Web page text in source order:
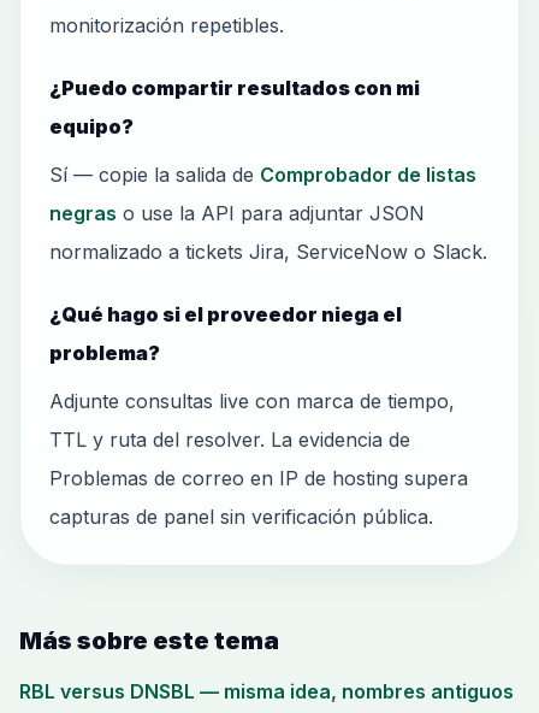
monitorización repetibles.
¿Puedo compartir resultados con mi
equipo?
Sí — copie la salida de Comprobador de listas
negras o use la API para adjuntar JSON
normalizado a tickets Jira, ServiceNow o Slack.
¿Qué hago si el proveedor niega el
problema?
Adjunte consultas live con marca de tiempo,
TTL y ruta del resolver. La evidencia de
Problemas de correo en IP de hosting supera
capturas de panel sin verificación pública.
Más sobre este tema
RBL versus DNSBL — misma idea, nombres antiguos